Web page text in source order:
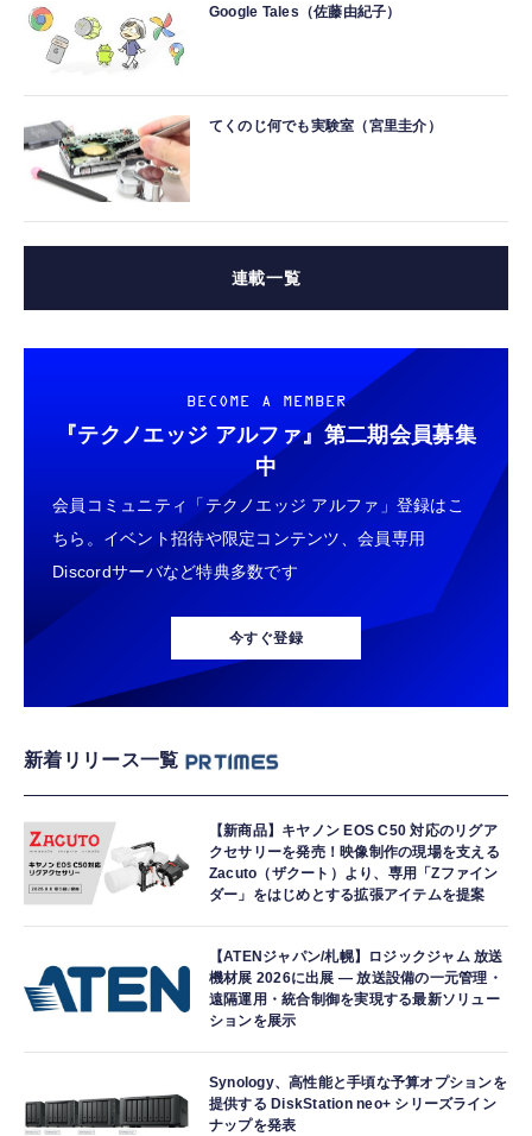
Google Tales（佐藤由紀子）
てくのじ何でも実験室（宮里圭介）
連載一覧
BECOME A MEMBER
『テクノエッジ アルファ』 第二期会員募集
中
会員コミュニティ「テクノエッジ アルファ」登録はこ
ちら。イベント招待や限定コンテンツ、会員専用
Discordサーバなど特典多数です
今すぐ登録
新着リリース一覧
【新商品】キヤノン EOS C50 対応のリグア
クセサリーを発売！映像制作の現場を支える
Zacuto（ザクート）より、専用「Zファイン
ダー」をはじめとする拡張アイテムを提案
【ATENジャパン/札幌】ロジックジャム 放送
機材展 2026に出展 ― 放送設備の一元管理・
遠隔運用・統合制御を実現する最新ソリュー
ションを展示
Synology、高性能と手頃な予算オプションを
提供する DiskStation neo+ シリーズライン
ナップを発表